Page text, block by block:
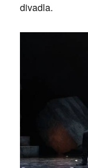
divadla.